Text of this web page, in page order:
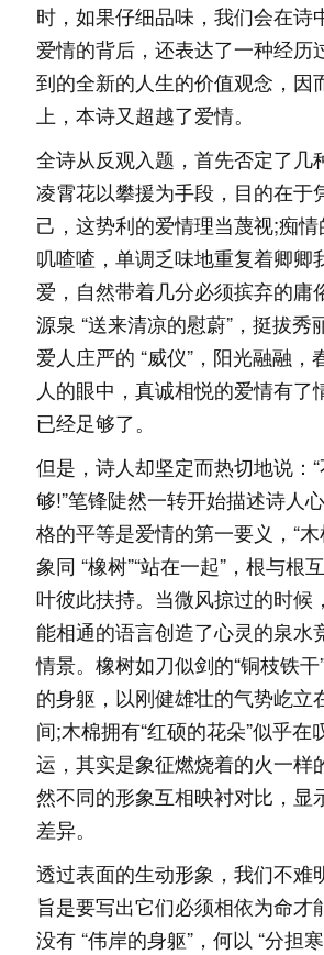
时，如果仔细品味，我们会在诗
爱情的背后，还表达了一种经历
到的全新的人生的价值观念，因
上，本诗又超越了爱情。
全诗从反观入题，首先否定了几
凌霄花以攀援为手段，目的在于
己，这势利的爱情理当蔑视;痴
叽喳喳，单调乏味地重复着卿卿
爱，自然带着几分必须摈弃的庸
源泉 “送来清凉的慰蔚”，挺拔秀
爱人庄严的 “威仪”，阳光融融，
人的眼中，真诚相悦的爱情有了
已经足够了。
但是，诗人却坚定而热切地说：
够!”笔锋陡然一转开始描述诗人
格的平等是爱情的第一要义，“
象同 “橡树”“站在一起”，根与根
叶彼此扶持。当微风掠过的时候
能相通的语言创造了心灵的泉水
情景。橡树如刀似剑的“铜枝铁
的身躯，以刚健雄壮的气势屹立
间;木棉拥有“红硕的花朵”似乎在
运，其实是象征燃烧着的火一样
然不同的形象互相映衬对比，显
差异。
透过表面的生动形象，我们不难
旨是要写出它们必须相依为命才
没有 “伟岸的身躯”，何以 “分担